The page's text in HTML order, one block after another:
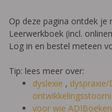
Op deze pagina ontdek
Leerwerkboek (incl.
Log in en bestel meteen
Tip: lees meer over:
dyslexie , dyspraxie/
voor wie